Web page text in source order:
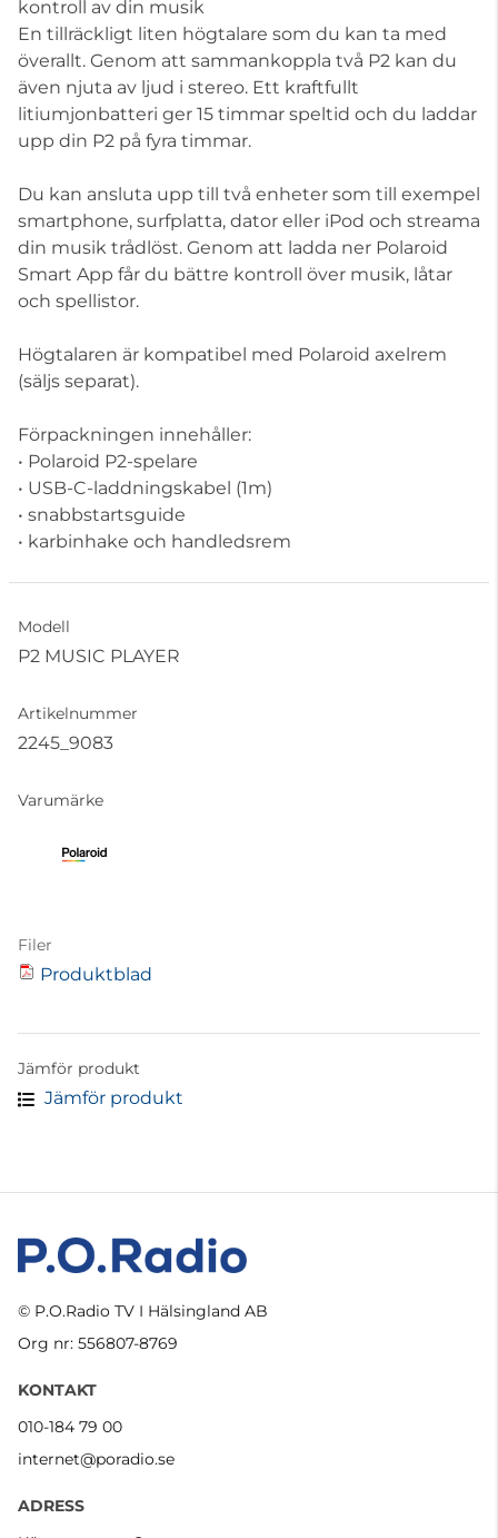
kontroll av din musik
En tillräckligt liten högtalare som du kan ta med
överallt. Genom att sammankoppla två P2 kan du
även njuta av ljud i stereo. Ett kraftfullt
litiumjonbatteri ger 15 timmar speltid och du laddar
upp din P2 på fyra timmar.
Du kan ansluta upp till två enheter som till exempel
smartphone, surfplatta, dator eller iPod och streama
din musik trådlöst. Genom att ladda ner Polaroid
Smart App får du bättre kontroll över musik, låtar
och spellistor.
Högtalaren är kompatibel med Polaroid axelrem
(säljs separat).
Förpackningen innehåller:
• Polaroid P2-spelare
• USB-C-laddningskabel (1m)
• snabbstartsguide
• karbinhake och handledsrem
Modell
P2 MUSIC PLAYER
Artikelnummer
2245_9083
Varumärke
Filer
Produktblad
Jämför produkt
Jämför produkt
© P.O.Radio TV I Hälsingland AB
Org nr: 556807-8769
KONTAKT
010-184 79 00
internet@poradio.se
ADRESS